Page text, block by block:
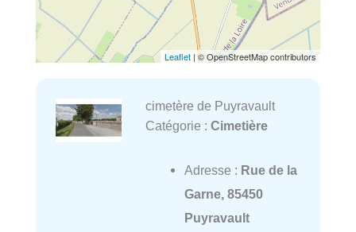
Leaflet | © OpenStreetMap contributors
cimetère de Puyravault
Catégorie : Cimetière
Adresse : Rue de la
Garne, 85450
Puyravault